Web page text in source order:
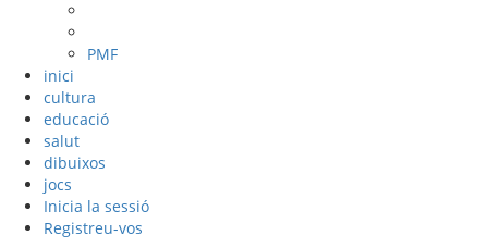
PMF
inici
cultura
educació
salut
dibuixos
jocs
Inicia la sessió
Registreu-vos